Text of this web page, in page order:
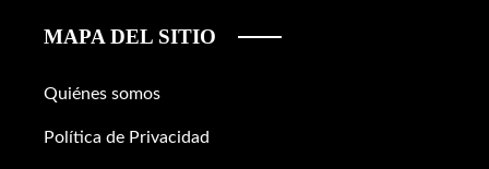
MAPA DEL SITIO
Quiénes somos
Política de Privacidad